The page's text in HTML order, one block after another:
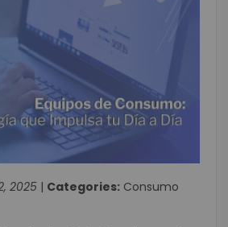
2025 | Categories: Consumo